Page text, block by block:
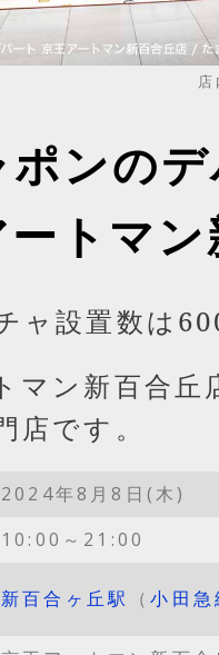
店
ンのデ
トマ
ャ設置数は
マン新百合
店です。
2024年8月8日(木)
10:00～21:00
新百合ヶ丘駅 （小田急